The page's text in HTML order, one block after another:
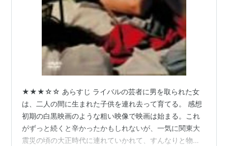
★★★☆☆ あらすじ ライバルの芸者に男を取られた女
は、二人の間に生まれた子供を連れ去って育てる。 感想
初期の白黒映画のような粗い映像で映画は始まる。これ
がずっと続くと辛かったかもしれないが、一気に関東大
震災の頃の大正時代に連れていかれて、すんなりと物語